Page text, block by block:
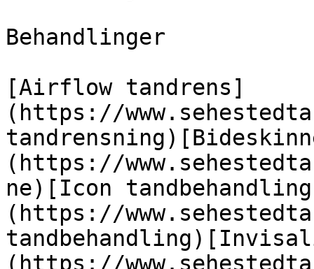
Behandlinger
[Airflow tandrens]
(https://
(https://
ne)[Icon
(https://
(https://